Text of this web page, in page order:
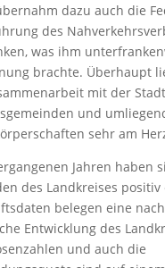
dazu auch die
des
was ihm
brachte. Überhaupt
mit der
und
sehr am
Jahren haben
des Landkreises
belegen eine
Entwicklung des
und auch die